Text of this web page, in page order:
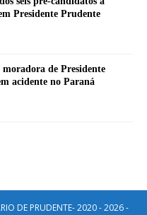
Presidente Prudente
de Presidente
acidente no Paraná
DE PRUDENTE- 2020 - 2026 -